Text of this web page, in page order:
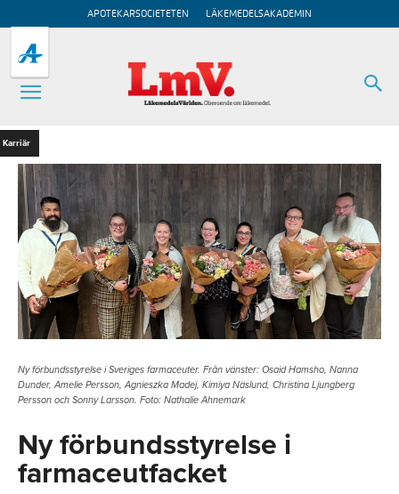
APOTEKARSOCIETETEN LÄKEMEDELSAKADEMIN
Karriär
Ny förbundsstyrelse i Sveriges farmaceuter. Från vänster: Osaid Hamsho, Nanna
Dunder, Amelie Persson, Agnieszka Madej, Kimiya Näslund, Christina Ljungberg
Persson och Sonny Larsson. Foto: Nathalie Ahnemark
Ny förbundsstyrelse i
farmaceutfacket